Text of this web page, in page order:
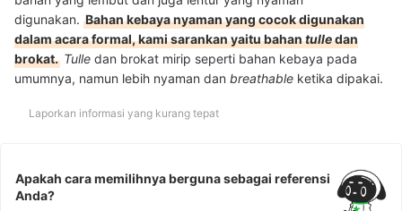
digunakan. Bahan kebaya nyaman yang cocok digunakan
dalam acara formal, kami sarankan yaitu bahantulledan
brokat. Tulle dan brokat mirip seperti bahan kebaya pada
umumnya, namun lebih nyaman dan breathable ketika dipakai.
Laporkan informasi yang kurang tepat
Apakah cara memilihnya berguna sebagai referensi
Anda?